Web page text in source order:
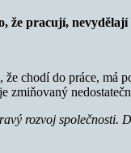
že pracují,
chodí do práce,
zmiňovaný
rozvoj